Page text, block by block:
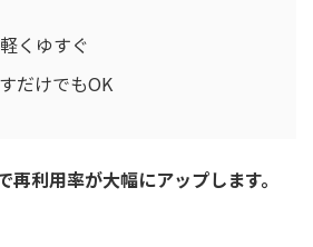
くゆすぐ
だけでもOK
利用率が大幅にアップします。